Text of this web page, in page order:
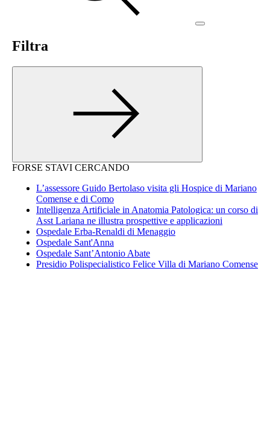
Filtra
FORSE STAVI CERCANDO
L’assessore Guido Bertolaso visita gli Hospice di Mariano
Comense e di Como
Intelligenza Artificiale in Anatomia Patologica: un corso di
Asst Lariana ne illustra prospettive e applicazioni
Ospedale Erba-Renaldi di Menaggio
Ospedale Sant'Anna
Ospedale Sant’Antonio Abate
Presidio Polispecialistico Felice Villa di Mariano Comense